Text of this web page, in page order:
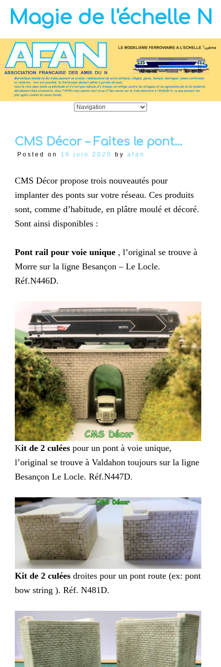
Magie de l'échelle N
CMS Décor – Faites le pont…
Posted on 16 juin 2020 by afan
CMS Décor propose trois nouveautés pour
implanter des ponts sur votre réseau. Ces produits
sont, comme d’habitude, en plâtre moulé et décoré.
Sont ainsi disponibles :
Pont rail pour voie unique , l’original se trouve à
Morre sur la ligne Besançon – Le Locle.
Réf.N446D.
Kit de 2 culées pour un pont à voie unique,
l’original se trouve à Valdahon toujours sur la ligne
Besançon Le Locle. Réf.N447D.
Kit de 2 culées droites pour un pont route (ex: pont
bow string ). Réf. N481D.